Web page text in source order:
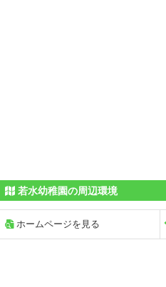
若水幼稚園の周辺環境
ホームページを見る